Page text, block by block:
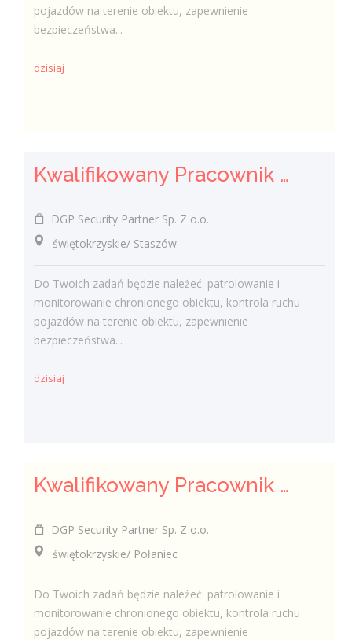
pojazdów na terenie obiektu, zapewnienie
bezpieczeństwa...
dzisiaj
Kwalifikowany Pracownik / Kwalifikowana Pracowniczka Ochrony
DGP Security Partner Sp. Z o.o.
świętokrzyskie/ Staszów
Do Twoich zadań będzie należeć: patrolowanie i
monitorowanie chronionego obiektu, kontrola ruchu
pojazdów na terenie obiektu, zapewnienie
bezpieczeństwa...
dzisiaj
Kwalifikowany Pracownik / Kwalifikowana Pracowniczka Ochrony
DGP Security Partner Sp. Z o.o.
świętokrzyskie/ Połaniec
Do Twoich zadań będzie należeć: patrolowanie i
monitorowanie chronionego obiektu, kontrola ruchu
pojazdów na terenie obiektu, zapewnienie